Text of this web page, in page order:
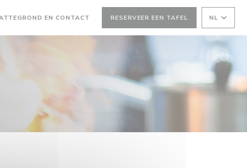
EN CONTACT RESERVEER EEN TAFEL NL